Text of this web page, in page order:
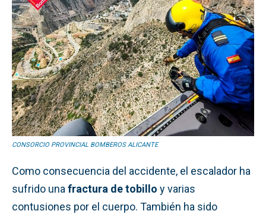
CONSORCIO PROVINCIAL BOMBEROS ALICANTE
Como consecuencia del accidente, el escalador ha
sufrido una fractura de tobillo y varias
contusiones por el cuerpo. También ha sido